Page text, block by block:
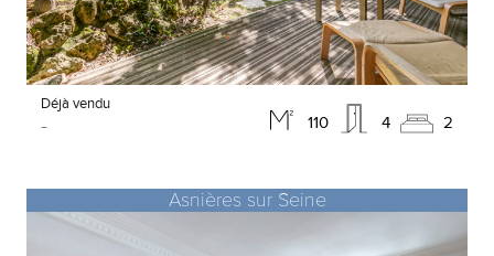
110 4 2
Déjà vendu
-
Asnières sur Seine